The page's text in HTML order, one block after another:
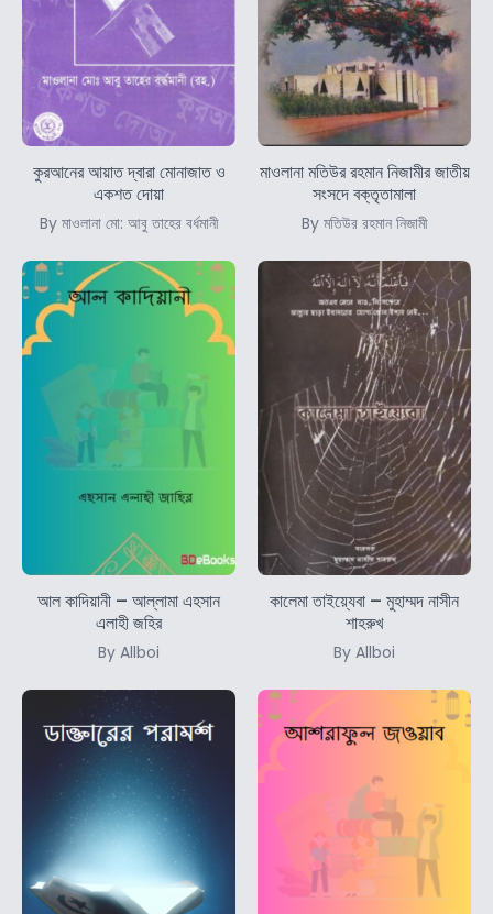
কুরআনের আয়াত দ্বারা মোনাজাত ও
একশত দোয়া
By মাওলানা মো: আবু তাহের বর্ধমানী
মাওলানা মতিউর রহমান নিজামীর জাতীয়
সংসদে বক্তৃতামালা
By মতিউর রহমান নিজামী
আল কাদিয়ানী – আল্লামা এহসান
এলাহী জহির
By Allboi
কালেমা তাইয়্যেবা – মুহাম্মদ নাসীন
শাহরুখ
By Allboi